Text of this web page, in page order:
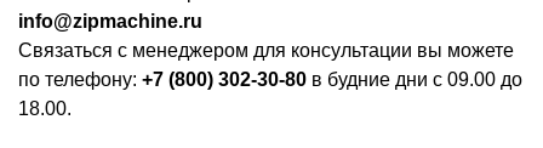
info@zipmachine.ru
Связаться с менеджером для консультации вы можете
по телефону: +7 (800) 302-30-80 в будние дни с 09.00 до
18.00.